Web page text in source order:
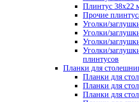
Плинтус 38х22
Прочие
Уголки/
Уголки/
Уголки/
Уголки/
плинтусов
Планки для
Планки для
Планки для
Планки для